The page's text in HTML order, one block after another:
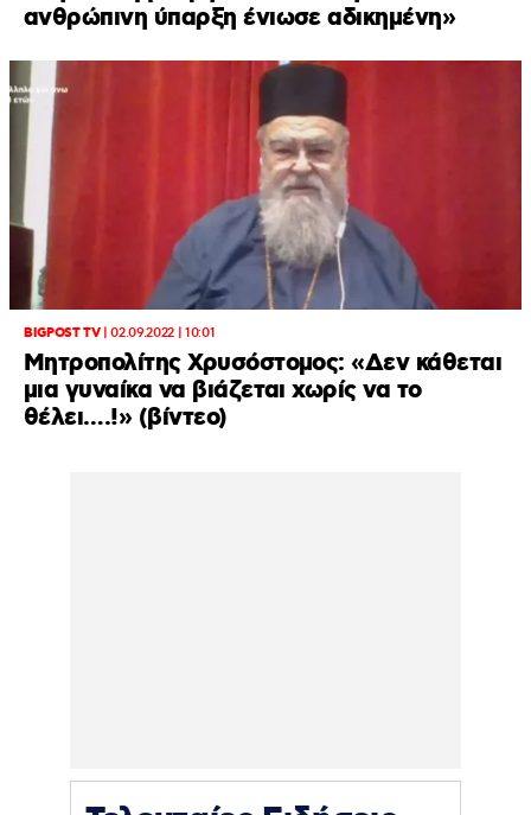
ανθρώπινη ύπαρξη ένιωσε αδικημένη»
BIGPOST TV|02.09.2022 | 10:01
Μητροπολίτης Χρυσόστομος: «Δεν κάθεται
μια γυναίκα να βιάζεται χωρίς να το
θέλει….!» (βίντεο)